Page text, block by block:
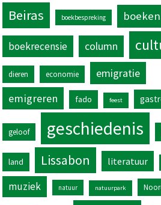
Beiras boekbespreking boeken
boekrecensie column
dieren economie
emigratie
emigreren
fado feest
geloof geschiedenis
land Lissabon literatuur
muziek natuur natuurpark